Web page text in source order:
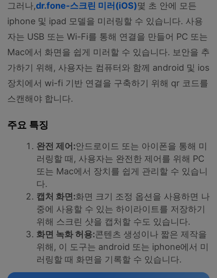
그러나,dr.fone-스크린 미러(iOS)몇 초 안에 모든
iphone 및 ipad 모델을 미러링할 수 있습니다. 사용
자는 USB 또는 Wi-Fi를 통해 연결을 만들어 PC 또는
Mac에서 화면을 쉽게 미러할 수 있습니다. 보안을 추
가하기 위해, 사용자는 컴퓨터와 함께 android 및 ios
장치에서 wi-fi 기반 연결을 구축하기 위해 qr 코드를
스캔해야 합니다.
주요 특징
완전 제어:안드로이드 또는 아이폰을 통해 미
러링할 때, 사용자는 완전한 제어를 위해 PC
또는 Mac에서 장치를 쉽게 관리할 수 있습니
다.
캡처 화면:화면 크기 조정 옵션을 사용하면 나
중에 사용할 수 있는 하이라이트를 저장하기
위해 스크린 샷을 캡처할 수도 있습니다.
화면 녹화 허용:콘텐츠 생성이나 짧은 제작을
위해, 이 도구는 android 또는 iphone에서 미
러링할 때 화면을 기록할 수 있습니다.